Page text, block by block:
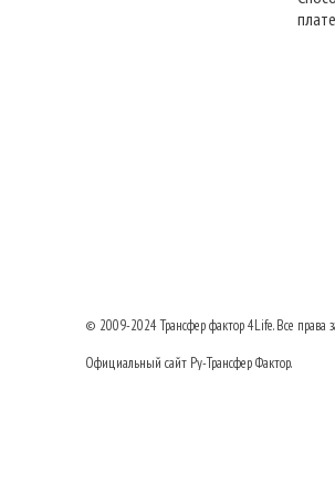
© 2009-2024Трансфер фактор4Life. Все
Официальный сайт Ру-Трансфер Фактор.